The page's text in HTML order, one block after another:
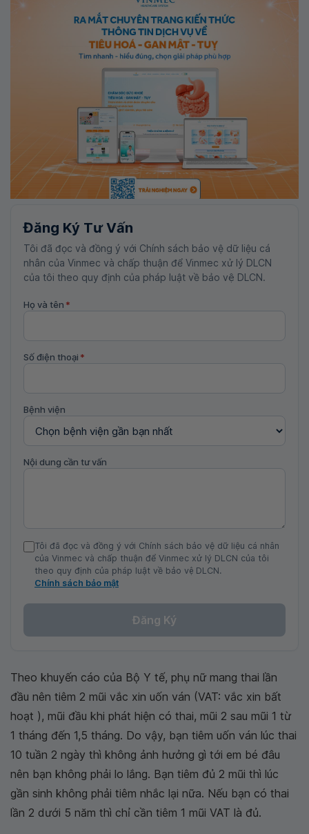
Đăng Ký Tư Vấn
Tôi đã đọc và đồng ý với Chính sách bảo vệ dữ liệu cá
nhân của Vinmec và chấp thuận để Vinmec xử lý DLCN
của tôi theo quy định của pháp luật về bảo vệ DLCN.
Họ và tên *
Số điện thoại *
Bệnh viện
Nội dung cần tư vấn
Tôi đã đọc và đồng ý với Chính sách bảo vệ dữ liệu cá nhân
của Vinmec và chấp thuận để Vinmec xử lý DLCN của tôi
theo quy định của pháp luật về bảo vệ DLCN.
Chính sách bảo mật
Đăng Ký
Theo khuyến cáo của Bộ Y tế, phụ nữ mang thai lần
đầu nên tiêm 2 mũi vắc xin uốn ván (VAT: vắc xin bất
hoạt ), mũi đầu khi phát hiện có thai, mũi 2 sau mũi 1 từ
1 tháng đến 1,5 tháng. Do vậy, bạn tiêm uốn ván lúc thai
10 tuần 2 ngày thì không ảnh hưởng gì tới em bé đâu
nên bạn không phải lo lắng. Bạn tiêm đủ 2 mũi thì lúc
gần sinh không phải tiêm nhắc lại nữa. Nếu bạn có thai
lần 2 dưới 5 năm thì chỉ cần tiêm 1 mũi VAT là đủ.